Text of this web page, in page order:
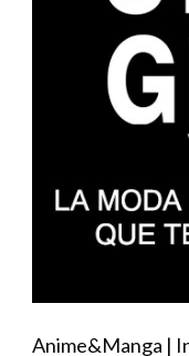
Anime&Manga |